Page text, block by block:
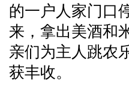
的一户人家门口
来，拿出美酒和
亲们为主人跳农
获丰收。